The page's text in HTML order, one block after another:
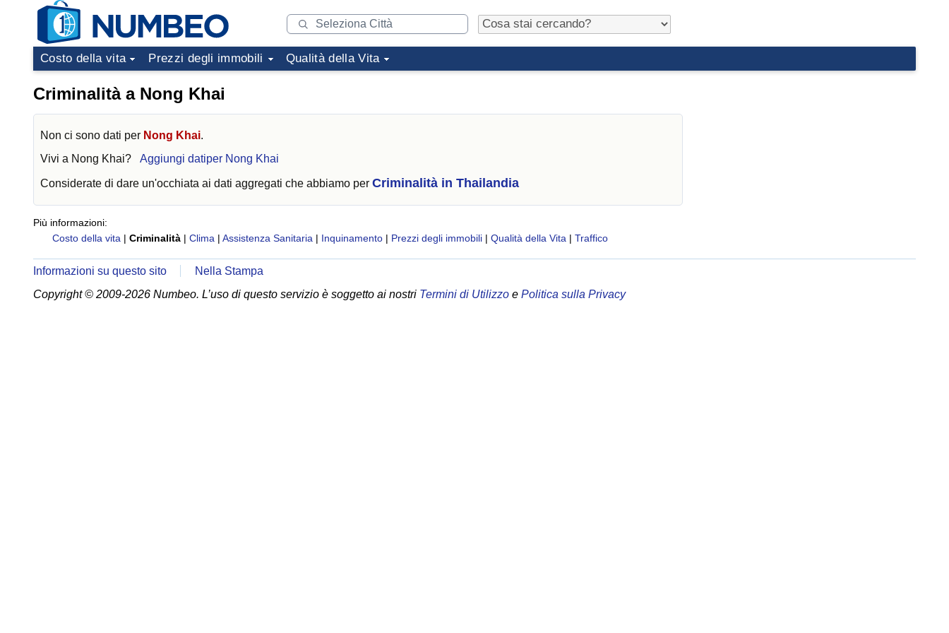
Costo della vita Prezzi degli immobili Qualità della Vita
Criminalità a Nong Khai
Non ci sono dati per Nong Khai.
Vivi a Nong Khai? Aggiungi datiper Nong Khai
Considerate di dare un'occhiata ai dati aggregati che abbiamo per Criminalità in Thailandia
Più informazioni:
Costo della vita | Criminalità | Clima | Assistenza Sanitaria | Inquinamento | Prezzi degli immobili | Qualità della Vita | Traffico
Informazioni su questo sito
Nella Stampa
Copyright © 2009-2026 Numbeo. L’uso di questo servizio è soggetto ai nostri Termini di Utilizzo e Politica sulla Privacy